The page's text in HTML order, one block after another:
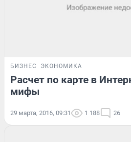
БИЗНЕС ЭКОНОМИКА
Расчет по карте в
мифы
29 марта, 2016, 09:31 1 188 26